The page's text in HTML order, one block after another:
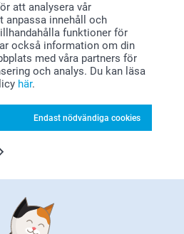
att analysera vår
anpassa innehåll och
funktioner för
också information om din
med våra partners för
och analys. Du kan läsa
här.
Endast nödvändiga cookies
inspiration?